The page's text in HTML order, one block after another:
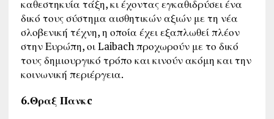
καθεστηκυία τάξη, κι έχοντας εγκαθιδρύσει ένα
δικό τους σύστημα αισθητικών αξιών με τη νέα
σλοβενική τέχνη, η οποία έχει εξαπλωθεί πλέον
στην Ευρώπη, οι Laibach προχωρούν με το δικό
τους δημιουργικό τρόπο και κινούν ακόμη και την
κοινωνική περιέργεια.
6.Θραξ Πανκc